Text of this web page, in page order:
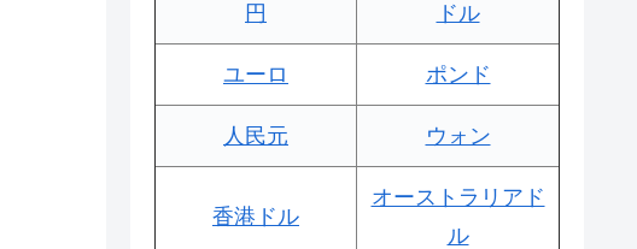
円 ドル
ユーロ ポンド
人民元 ウォン
香港ドル
オーストラリアド
ル